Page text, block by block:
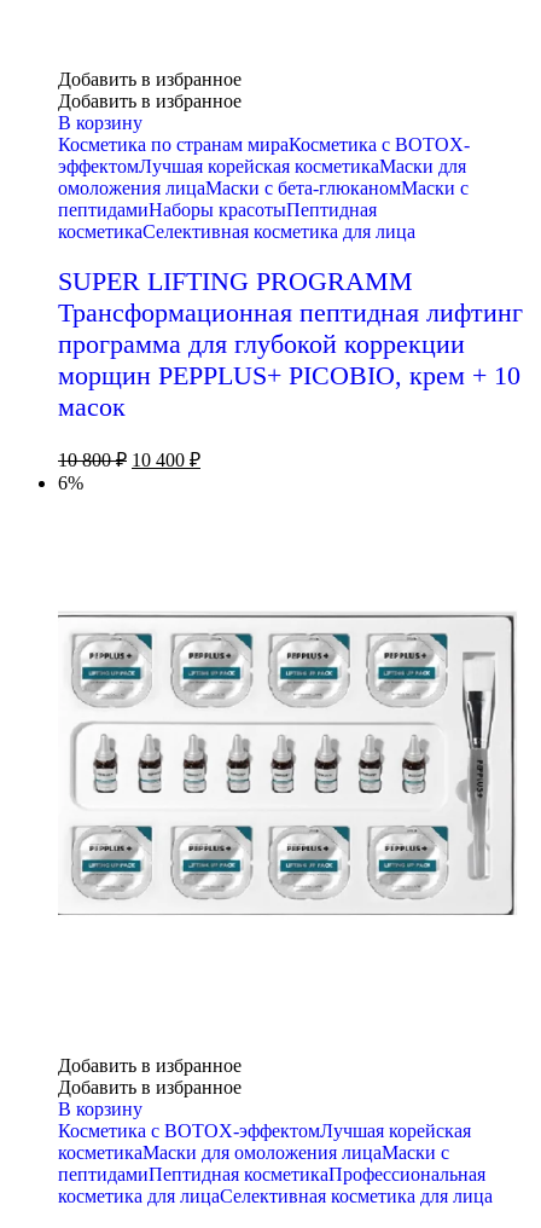
Добавить в избранное
Добавить в избранное
В корзину
Косметика по странам мираКосметика с BOTOX-
эффектомЛучшая корейская косметикаМаски для
омоложения лицаМаски с бета-глюканомМаски с
пептидамиНаборы красотыПептидная
косметикаСелективная косметика для лица
SUPER LIFTING PROGRAMM
Трансформационная пептидная лифтинг
программа для глубокой коррекции
морщин PEPPLUS+ PICOBIO, крем + 10
масок
10 800₽ 10 400 ₽
6%
Добавить в избранное
Добавить в избранное
В корзину
Косметика с BOTOX-эффектомЛучшая корейская
косметикаМаски для омоложения лицаМаски с
пептидамиПептидная косметикаПрофессиональная
косметика для лицаСелективная косметика для лица